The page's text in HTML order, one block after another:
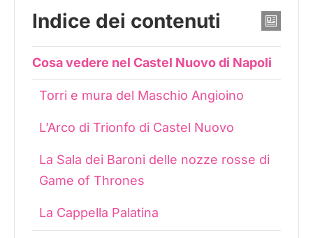
Indice dei contenuti
Cosa vedere nel Castel Nuovo di Napoli
Torri e mura del Maschio Angioino
L’Arco di Trionfo di Castel Nuovo
La Sala dei Baroni delle nozze rosse di
Game of Thrones
La Cappella Palatina